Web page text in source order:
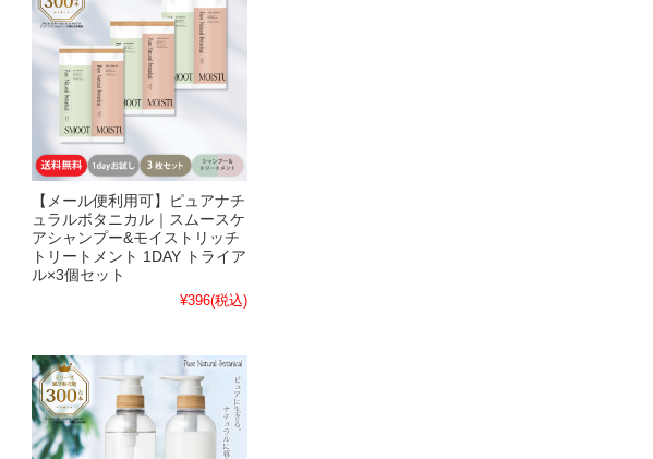
【メール便利用可】ピュアナチ
ュラルボタニカル｜スムースケ
アシャンプー&モイストリッチ
トリートメント 1DAY トライア
ル×3個セット
¥396(税込)